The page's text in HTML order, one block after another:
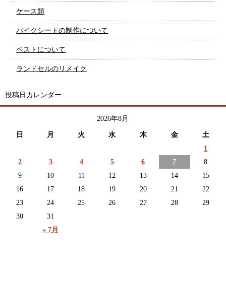
ケース類
バイクシートの制作について
ベストについて
ランドセルのリメイク
投稿日カレンダー
2026年8月
日 月 火 水 木 金 土
« 7月
1
2
3 4 5 6 7
8
9
10 11 12 13 14
15
16
17 18 19 20 21
22
23
24 25 26 27 28
29
30
31